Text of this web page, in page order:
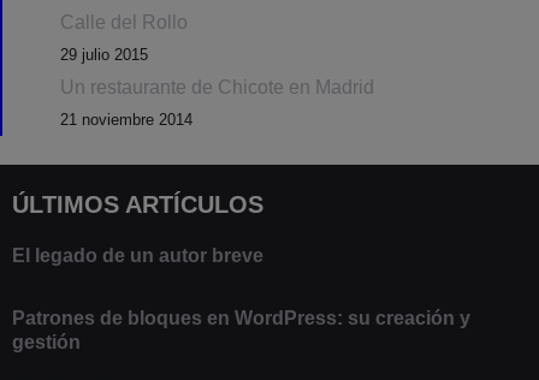
Calle del Rollo
29 julio 2015
Un restaurante de Chicote en Madrid
21 noviembre 2014
ÚLTIMOS ARTÍCULOS
El legado de un autor breve
Patrones de bloques en WordPress: su creación y
gestión